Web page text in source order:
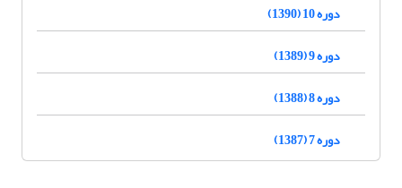
دوره 10 (1390)
دوره 9 (1389)
دوره 8 (1388)
دوره 7 (1387)